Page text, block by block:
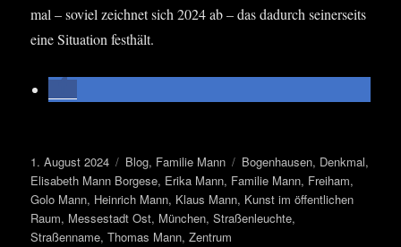
mal – soviel zeich­net sich 2024 ab – das dadurch sei­ner­seits
eine Situa­ti­on festhält.
Veröffentlicht
am
1. August 2024 Kategorien
Blog, Familie Mann Schlagwörter
Bogenhausen, Denkmal,
Elisabeth Mann Borgese, Erika Mann, Familie Mann, Freiham,
Golo Mann, Heinrich Mann, Klaus Mann, Kunst im öffentlichen
Raum, Messestadt Ost, München,Straßenleuchte,
Straßenname,Thomas Mann,Zentrum